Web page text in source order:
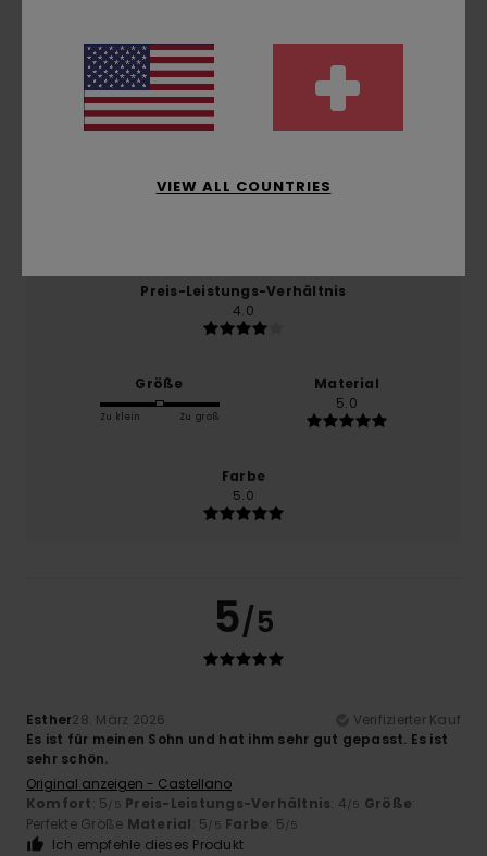
5.0
basierend auf1 verifizierten Bewertungen
Komfort
Preis-Leistungs-Verhältnis
4.0
Größe
Zu klein Zu groß
Material
5.0
Farbe
5.0
5/5
Esther28. März 2026
Verifizierter Kauf
Es ist für meinen Sohn und hat ihm sehr gut gepasst. Es ist
sehr schön.
Original anzeigen - Castellano
Komfort: 5/5 Preis-Leistungs-Verhältnis: 4/5 Größe:
Perfekte Größe Material: 5/5 Farbe: 5/5
Ich empfehle dieses Produkt
VIEW ALL COUNTRIES